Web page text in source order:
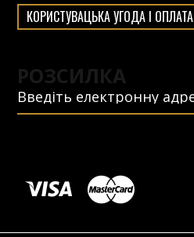
КОРИСТУВАЦЬКА УГОДА І ОПЛАТА
РОЗСИЛКА